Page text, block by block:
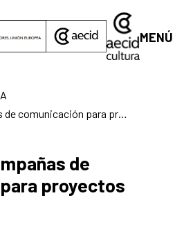
MENÚ
Diseño de campañas de comunicación para proyectos culturales
de
proyectos